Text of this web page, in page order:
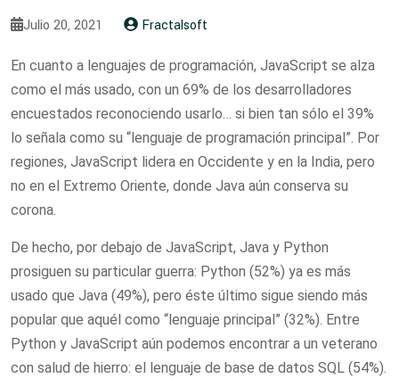
Julio 20, 2021 Fractalsoft
En cuanto a lenguajes de programación, JavaScript se alza
como el más usado, con un 69% de los desarrolladores
encuestados reconociendo usarlo… si bien tan sólo el 39%
lo señala como su “lenguaje de programación principal”. Por
regiones, JavaScript lidera en Occidente y en la India, pero
no en el Extremo Oriente, donde Java aún conserva su
corona.
De hecho, por debajo de JavaScript, Java y Python
prosiguen su particular guerra: Python (52%) ya es más
usado que Java (49%), pero éste último sigue siendo más
popular que aquél como “lenguaje principal” (32%). Entre
Python y JavaScript aún podemos encontrar a un veterano
con salud de hierro: el lenguaje de base de datos SQL (54%).